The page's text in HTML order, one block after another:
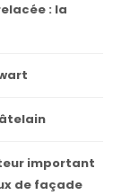
: la
important
de façade